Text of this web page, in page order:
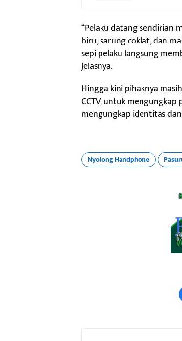
“Pelaku datang sendirian
biru, sarung coklat, dan
sepi pelaku langsung
jelasnya.
Hingga kini pihaknya
CCTV, untuk
mengungkap identitas
Nyolong Handphone